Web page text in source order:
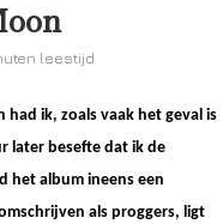
leestijd
had ik, zoals vaak het geval is
later besefte dat ik de
het album ineens een
als proggers, ligt